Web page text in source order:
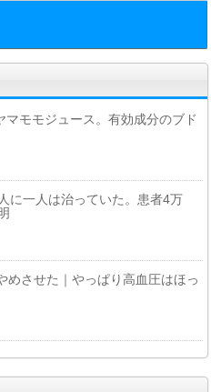
マモモジュース。有効成分のブド
に一人は治っていた。患者4万
めさせた｜やっぱり高血圧はほっ